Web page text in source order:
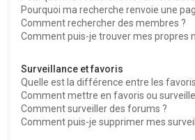
Pourquoi ma recherche renvoie une
Comment rechercher des membres ?
Comment puis-je trouver mes propres
Surveillance et favoris
Quelle est la différence entre les
Comment mettre en favoris ou
Comment surveiller des forums ?
Comment puis-je supprimer mes